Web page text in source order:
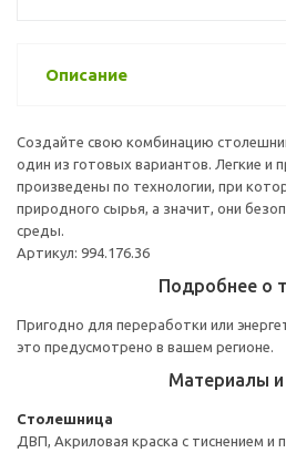
Описание
Создайте свою комбинацию
один из готовых вариантов. Легкие и
произведены по технологии, при
природного сырья, а значит, они
среды.
Артикул: 994.176.36
Подробнее о
Пригодно для переработки или
это предусмотрено в вашем регионе.
Материалы и
Столешница
ДВП, Акриловая краска с тиснением и